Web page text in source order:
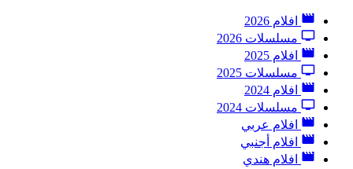
افلام 2026
مسلسلات 2026
افلام 2025
مسلسلات 2025
افلام 2024
مسلسلات 2024
افلام عربي
افلام أجنبي
افلام هندي